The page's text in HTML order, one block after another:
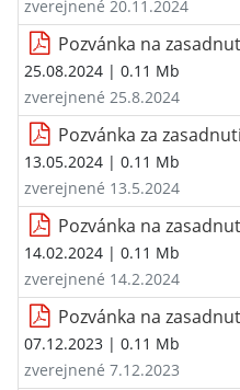
zverejnené 20.11.2024
Pozvánka na
25.08.2024 | 0.11 Mb
zverejnené 25.8.2024
Pozvánka za
13.05.2024 | 0.11 Mb
zverejnené 13.5.2024
Pozvánka na
14.02.2024 | 0.11 Mb
zverejnené 14.2.2024
Pozvánka na
07.12.2023 | 0.11 Mb
zverejnené 7.12.2023